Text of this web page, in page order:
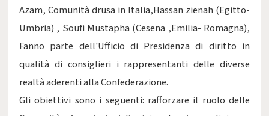
Azam, Comunità drusa in Italia,Hassan zienah (Egitto-
Umbria) , Soufi Mustapha (Cesena ,Emilia- Romagna),
Fanno parte dell'Ufficio di Presidenza di diritto in
qualità di consiglieri i rappresentanti delle diverse
realtà aderenti alla Confederazione.
Gli obiettivi sono i seguenti: rafforzare il ruolo delle